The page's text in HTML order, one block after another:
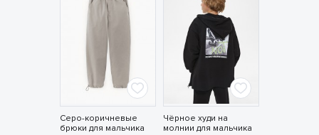
Серо-коричневые
брюки для мальчика
Чёрное худи на
молнии для мальчика